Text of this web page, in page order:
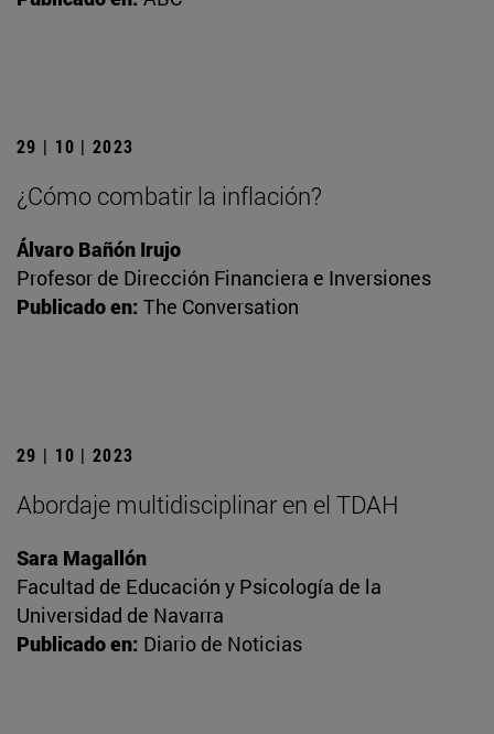
29 | 10 | 2023
¿Cómo combatir la inflación?
Álvaro Bañón Irujo
Profesor de Dirección Financiera e Inversiones
Publicado en: The Conversation
29 | 10 | 2023
Abordaje multidisciplinar en el TDAH
Sara Magallón
Facultad de Educación y Psicología de la
Universidad de Navarra
Publicado en: Diario de Noticias